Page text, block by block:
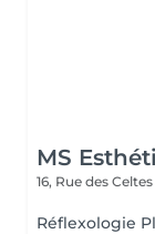
MS
16, Rue des Celtes
Réflexologie